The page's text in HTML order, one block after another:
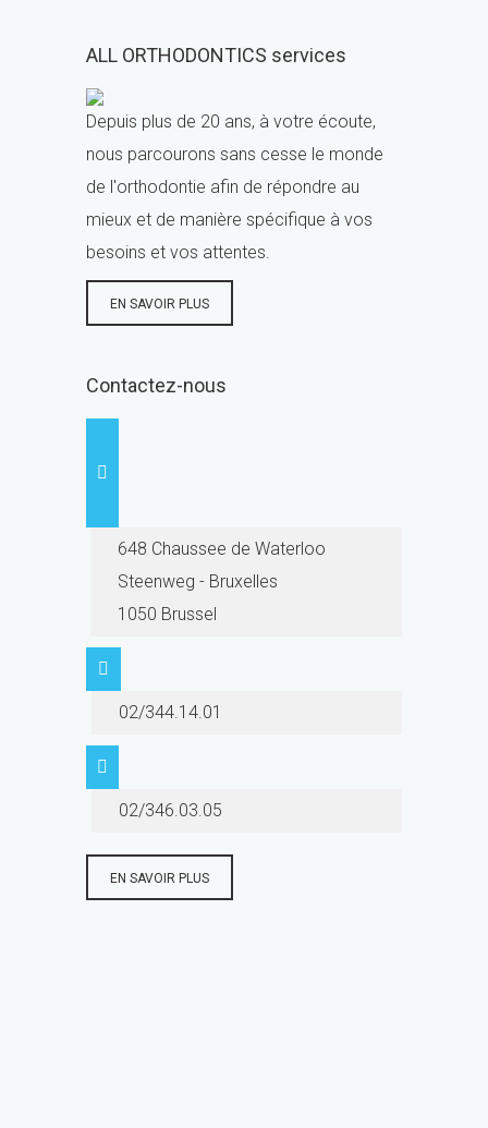
ALL ORTHODONTICS services
Depuis plus de 20 ans, à votre écoute,
nous parcourons sans cesse le monde
de l'orthodontie afin de répondre au
mieux et de manière spécifique à vos
besoins et vos attentes.
EN SAVOIR PLUS
Contactez-nous
648 Chaussee de Waterloo
Steenweg - Bruxelles
1050 Brussel
02/344.14.01
02/346.03.05
EN SAVOIR PLUS